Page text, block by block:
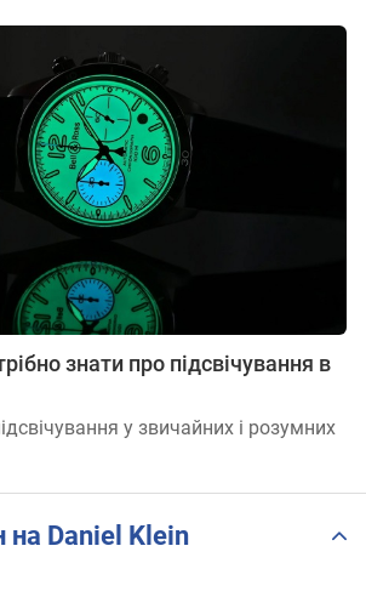
знати про підсвічування в
у звичайних і розумних
на Daniel Klein